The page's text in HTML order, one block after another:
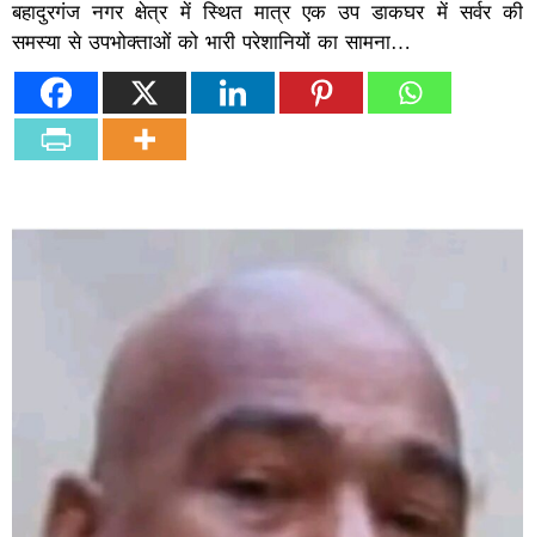
बहादुरगंज नगर क्षेत्र में स्थित मात्र एक उप डाकघर में सर्वर की
समस्या से उपभोक्ताओं को भारी परेशानियों का सामना…